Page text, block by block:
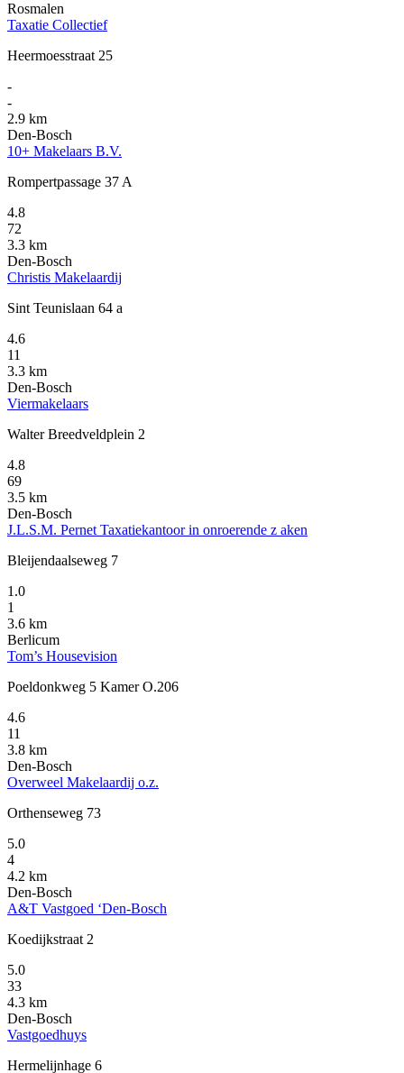
Rosmalen
Taxatie Collectief
Heermoesstraat 25
-
-
2.9 km
Den-Bosch
10+ Makelaars B.V.
Rompertpassage 37 A
4.8
72
3.3 km
Den-Bosch
Christis Makelaardij
Sint Teunislaan 64 a
4.6
11
3.3 km
Den-Bosch
Viermakelaars
Walter Breedveldplein 2
4.8
69
3.5 km
Den-Bosch
J.L.S.M. Pernet Taxatiekantoor in onroerende z aken
Bleijendaalseweg 7
1.0
1
3.6 km
Berlicum
Tom’s Housevision
Poeldonkweg 5 Kamer O.206
4.6
11
3.8 km
Den-Bosch
Overweel Makelaardij o.z.
Orthenseweg 73
5.0
4
4.2 km
Den-Bosch
A&T Vastgoed ‘Den-Bosch
Koedijkstraat 2
5.0
33
4.3 km
Den-Bosch
Vastgoedhuys
Hermelijnhage 6